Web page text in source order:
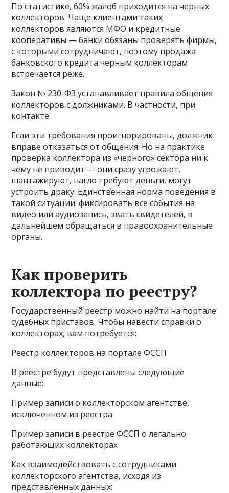
По статистике, 60% жалоб приходится на черных
коллекторов. Чаще клиентами таких
коллекторов являются МФО и кредитные
кооперативы — банки обязаны проверять фирмы,
с которыми сотрудничают, поэтому продажа
банковского кредита черным коллекторам
встречается реже.
Закон № 230-ФЗ устанавливает правила общения
коллекторов с должниками. В частности, при
контакте:
Если эти требования проигнорированы, должник
вправе отказаться от общения. Но на практике
проверка коллектора из «черного» сектора ни к
чему не приводит — они сразу угрожают,
шантажируют, нагло требуют деньги, могут
устроить драку. Единственная норма поведения в
такой ситуации: фиксировать все события на
видео или аудиозапись, звать свидетелей, в
дальнейшем обращаться в правоохранительные
органы.
Как проверить
коллектора по реестру?
Государственный реестр можно найти на портале
судебных приставов. Чтобы навести справки о
коллекторах, вам потребуется:
Реестр коллекторов на портале ФССП
В реестре будут представлены следующие
данные:
Пример записи о коллекторском агентстве,
исключенном из реестра
Пример записи в реестре ФССП о легально
работающих коллекторах
Как взаимодействовать с сотрудниками
коллекторского агентства, исходя из
представленных данных: